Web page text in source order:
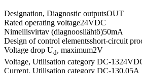
Designation, Diagnostic outputsOUT
Rated operating voltage24VDC
Nimellisvirtav (diagnoosilähtö)50mA
Design of control elementsshort-circuit
Voltage drop Ud, maximum2V
Voltage, Utilisation category DC-1324
Current, Utilisation category DC-130,05A